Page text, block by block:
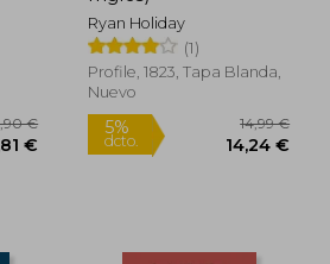
13,74 €
13,05 €
5%
dcto.
Ryan Holiday
(1)
Profile, 1823, Tapa Blanda,
Nuevo